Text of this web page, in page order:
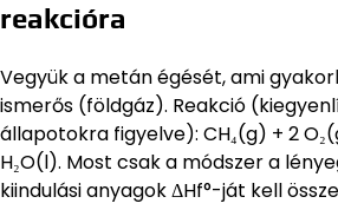
reakcióra
Vegyük a metán égését, ami
ismerős (földgáz). Reakció
állapotokra figyelve): CH₄(g) + 2
H₂O(l). Most csak a módszer a
kiindulási anyagok ΔHf°-ját kell